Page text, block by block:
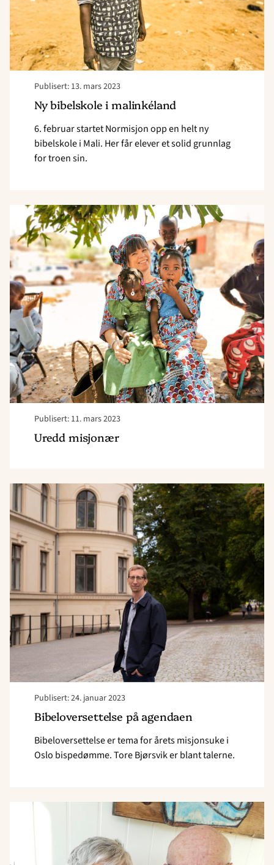
Publisert: 13. mars 2023
Ny bibelskole i malinkéland
6. februar startet Normisjon opp en helt ny
bibelskole i Mali. Her får elever et solid grunnlag
for troen sin.
Publisert: 11. mars 2023
Uredd misjonær
Read
article
"Uredd
misjonær"
Publisert: 24. januar 2023
Bibeloversettelse på agendaen
Bibeloversettelse er tema for årets misjonsuke i
Oslo bispedømme. Tore Bjørsvik er blant talerne.
Read
article
"Bibeloversettelse
på
agendaen"
Read
article
"Omplasseres